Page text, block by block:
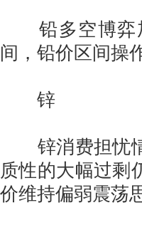
铅多空博弈加
间，铅价区间操
锌
锌消费担忧情
质性的大幅过剩
价维持偏弱震荡